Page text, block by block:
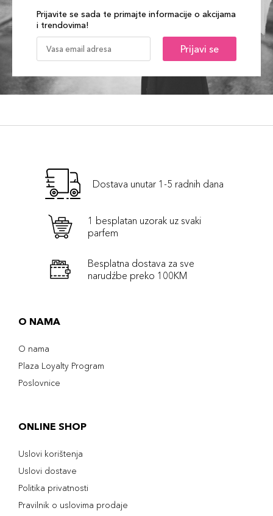
Prijavite se sada te primajte informacije o akcijama
i trendovima!
Prijavi se
Dostava unutar 1-5 radnih dana
1 besplatan uzorak uz svaki
parfem
Besplatna dostava za sve
narudźbe preko 100KM
O NAMA
O nama
Plaza Loyalty Program
Poslovnice
ONLINE SHOP
Uslovi korištenja
Uslovi dostave
Politika privatnosti
Pravilnik o uslovima prodaje